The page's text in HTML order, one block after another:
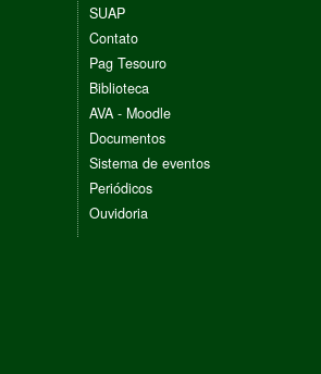
SUAP
Contato
Pag Tesouro
Biblioteca
AVA - Moodle
Documentos
Sistema de eventos
Periódicos
Ouvidoria